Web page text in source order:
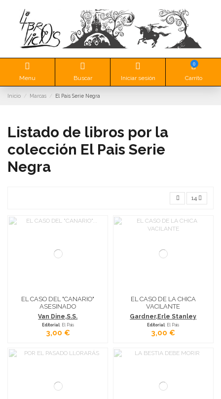
Menu Buscar Iniciar sesión
0
Carrito
Inicio Marcas El Pais Serie Negra
Listado de libros por la
colección El Pais Serie
Negra
14
EL CASO DEL "CANARIO"
ASESINADO
Van Dine,S.S.
Editorial: El Pais
3,00 €
EL CASO DE LA CHICA
VACILANTE
Gardner,Erle Stanley
Editorial: El Pais
3,00 €